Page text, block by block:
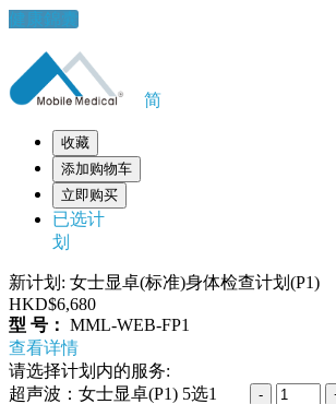
健康錦囊
简
收藏
添加购物车
立即购买
已选计
划
新计划: 女士显卓(标准)身体检查计划(P1)
HKD$6,680
型 号： MML-WEB-FP1
查看详情
请选择计划内的服务:
超声波：女士显卓(P1) 5选1